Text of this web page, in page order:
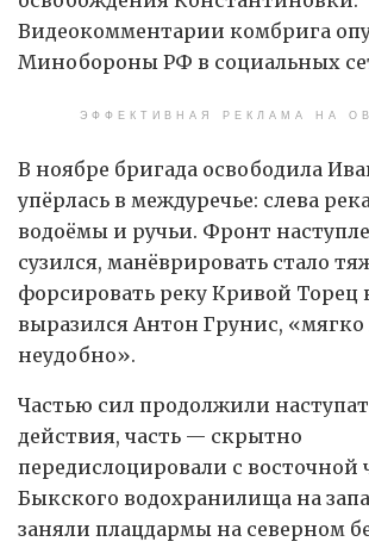
Видеокомментарии комбрига
Минобороны РФ в социальных
ЭФФЕКТИВНАЯ РЕКЛАМА НА
В ноябре бригада освободила
упёрлась в междуречье: слева
водоёмы и ручьи. Фронт
сузился, манёврировать стало
форсировать реку Кривой Торец
выразился Антон Грунис, «мягко
неудобно».
Частью сил продолжили
действия, часть — скрытно
передислоцировали с восточной
Быкского водохранилища на
заняли плацдармы на северном